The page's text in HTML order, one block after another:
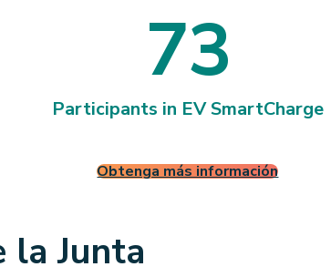
7
7
3
3
Participants in EV SmartCharge
Obtenga más información
la Junta